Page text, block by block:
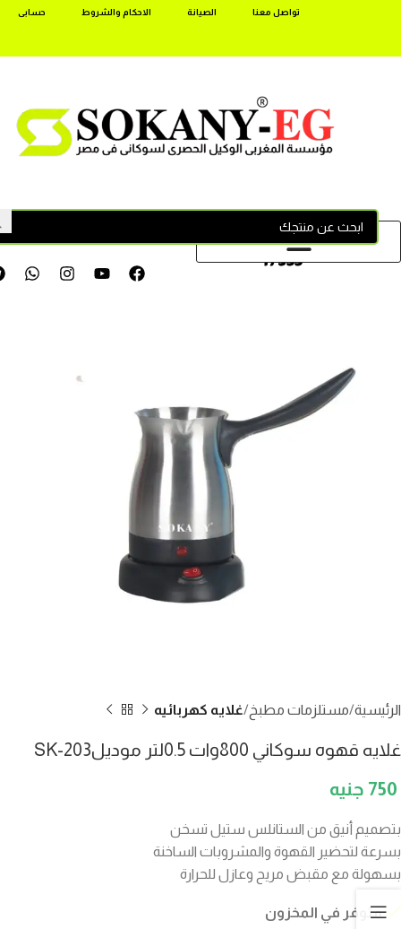
تواصل معنا الصيانة الاحكام والشروط حسابى
17355
الرئيسية مستلزمات مطبخ غلايه كهربائيه
غلايه قهوه سوكاني 800وات 0.5لتر موديلSK-203
750
بتصميم أنيق من الستانلس ستيل تسخن
بسرعة لتحضير القهوة والمشروبات الساخنة
بسهولة مع مقبض مريح وعازل للحرارة
متوفر في المخزون